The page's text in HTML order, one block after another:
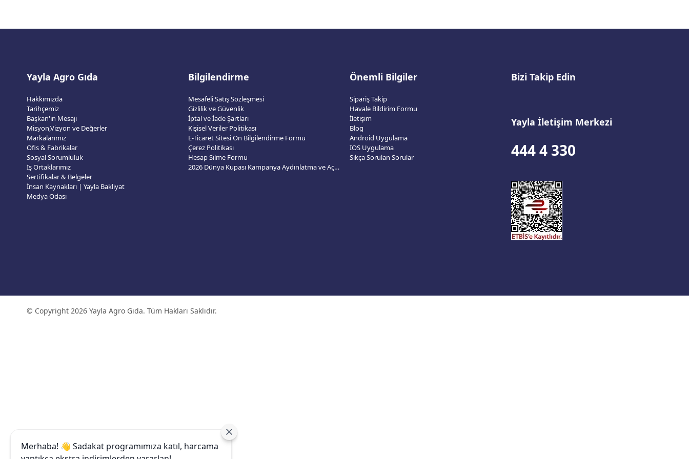
Yayla Agro Gıda
Hakkımızda
Tarihçemiz
Başkan'ın Mesajı
Misyon,Vizyon ve Değerler
Markalarımız
Ofis & Fabrikalar
Sosyal Sorumluluk
İş Ortaklarımız
Sertifikalar & Belgeler
İnsan Kaynakları | Yayla Bakliyat
Medya Odası
Bilgilendirme
Mesafeli Satış Sözleşmesi
Gizlilik ve Güvenlik
İptal ve İade Şartları
Kişisel Veriler Politikası
E-Ticaret Sitesi Ön Bilgilendirme Formu
Çerez Politikası
Hesap Silme Formu
2026 Dünya Kupası Kampanya Aydınlatma ve Açık Rıza Metni
Önemli Bilgiler
Sipariş Takip
Havale Bildirim Formu
İletişim
Blog
Android Uygulama
IOS Uygulama
Sıkça Sorulan Sorular
Bizi Takip Edin
Yayla İletişim Merkezi
444 4 330
© Copyright 2026 Yayla Agro Gıda. Tüm Hakları Saklıdır.
Merhaba! 👋 Sadakat programımıza katıl, harcama